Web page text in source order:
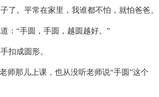
了。平常在家里，我谁都不怕，就怕爸爸。
：“手圆，手圆，越圆越好。”
扣成圆形。
师那儿上课，也从没听老师说“手圆”这个